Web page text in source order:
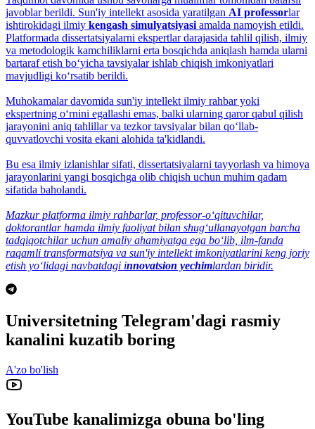
javoblar berildi. Sun'iy intellekt asosida yaratilgan AI professorlar
ishtirokidagi ilmiy kengash simulyatsiyasi amalda namoyish etildi.
Platformada dissertatsiyalarni ekspertlar darajasida tahlil qilish, ilmiy
va metodologik kamchiliklarni erta bosqichda aniqlash hamda ularni
bartaraf etish bo‘yicha tavsiyalar ishlab chiqish imkoniyatlari
mavjudligi ko‘rsatib berildi.
Muhokamalar davomida sun'iy intellekt ilmiy rahbar yoki
ekspertning o‘rnini egallashi emas, balki ularning qaror qabul qilish
jarayonini aniq tahlillar va tezkor tavsiyalar bilan qo‘llab-
quvvatlovchi vosita ekani alohida ta'kidlandi.
Bu esa ilmiy izlanishlar sifati, dissertatsiyalarni tayyorlash va himoya
jarayonlarini yangi bosqichga olib chiqish uchun muhim qadam
sifatida baholandi.
Mazkur platforma ilmiy rahbarlar, professor-o‘qituvchilar,
doktorantlar hamda ilmiy faoliyat bilan shug‘ullanayotgan barcha
tadqiqotchilar uchun amaliy ahamiyatga ega bo‘lib, ilm-fanda
raqamli transformatsiya va sun'iy intellekt imkoniyatlarini keng joriy
etish yo‘lidagi navbatdagi innovatsion yechimlardan biridir.
Universitetning Telegram'dagi rasmiy
kanalini kuzatib boring
A'zo bo'lish
YouTube kanalimizga obuna bo'ling